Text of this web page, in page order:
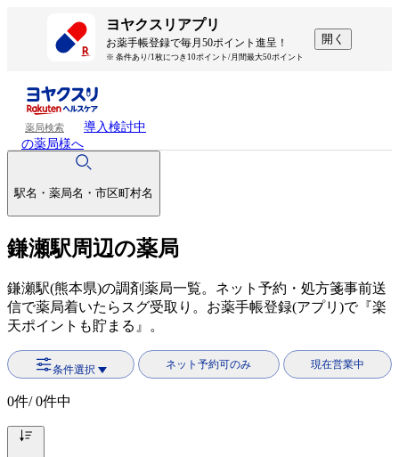
ヨヤクスリアプリ
お薬手帳登録で毎月50ポイント進呈！
※ 条件あり/1枚につき10ポイント/月間最大50ポイント
開く
薬局検索
導入検討中
の薬局様へ
駅名・薬局名・市区町村名
鎌瀬駅周辺の薬局
鎌瀬駅(熊本県)の調剤薬局一覧。ネット予約・処方箋事前送
信で薬局着いたらスグ受取り。お薬手帳登録(アプリ)で『楽
天ポイントも貯まる』。
条件選択 ネット予約可のみ 現在営業中
0件/ 0件中